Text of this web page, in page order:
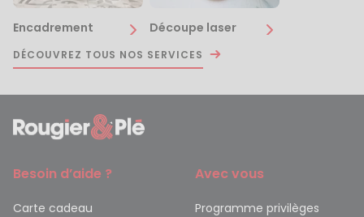
Encadrement Découpe laser
DÉCOUVREZ TOUS NOS SERVICES
Besoin d’aide ?
Carte cadeau
Avec vous
Programme privilèges